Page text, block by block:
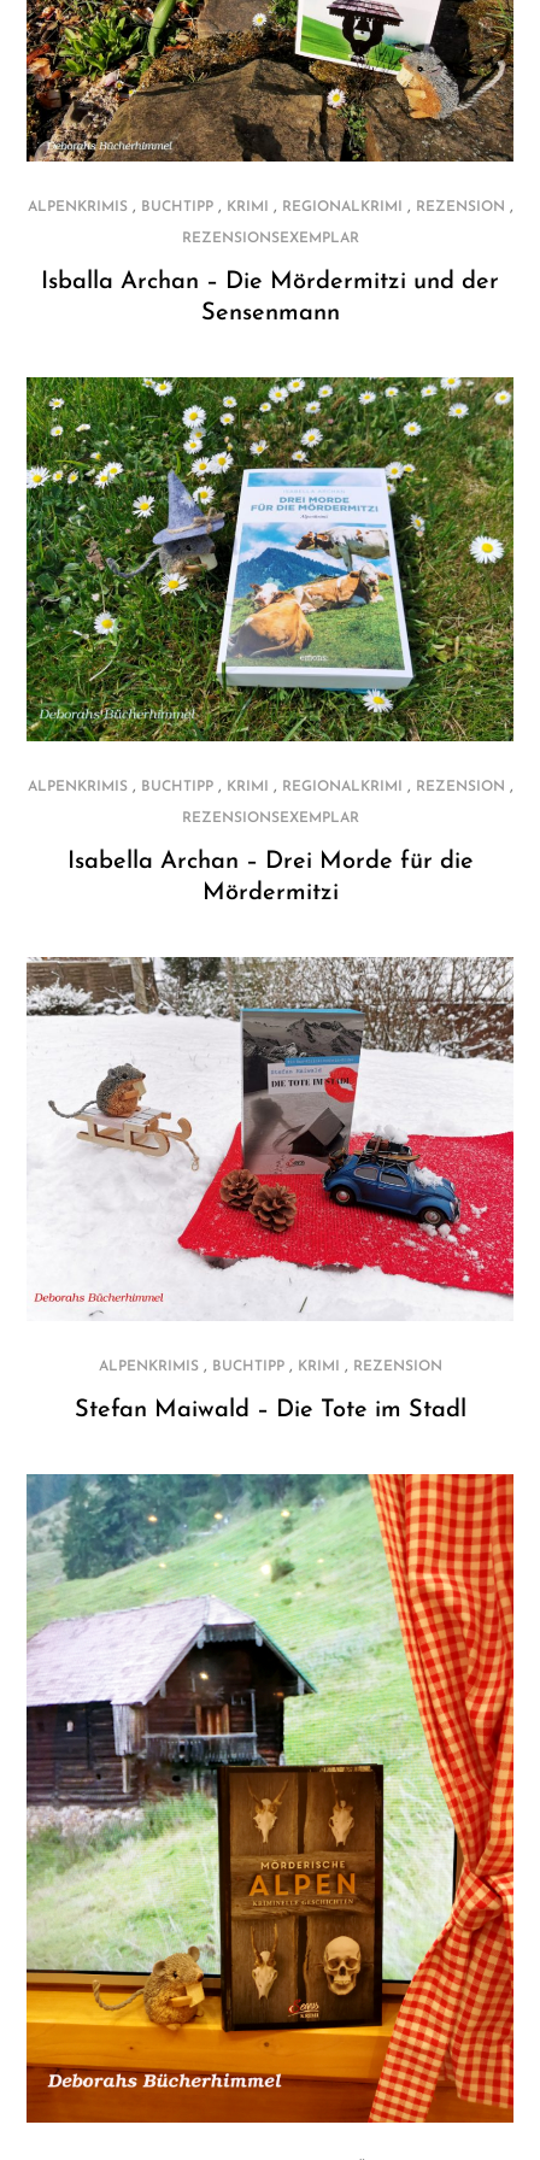
ALPENKRIMIS, BUCHTIPP, KRIMI , REGIONALKRIMI , REZENSION ,
REZENSIONSEXEMPLAR
Isballa Archan – Die Mördermitzi und der
Sensenmann
ALPENKRIMIS, BUCHTIPP, KRIMI , REGIONALKRIMI , REZENSION ,
REZENSIONSEXEMPLAR
Isabella Archan – Drei Morde für die
Mördermitzi
ALPENKRIMIS, BUCHTIPP, KRIMI , REZENSION
Stefan Maiwald – Die Tote im Stadl